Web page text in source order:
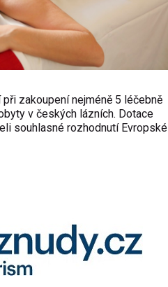
zakoupení nejméně 5 léčebně
v českých lázních. Dotace
souhlasné rozhodnutí Evropské